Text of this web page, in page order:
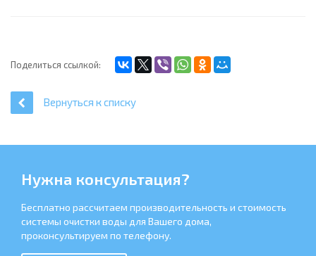
Поделиться ссылкой:
Вернуться к списку
Нужна консультация?
Бесплатно рассчитаем производительность и стоимость
системы очистки воды для Вашего дома,
проконсультируем по телефону.